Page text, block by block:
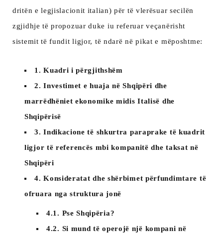
dritën e legjislacionit italian) për të vlerësuar secilën
zgjidhje të propozuar duke iu referuar veçanërisht
sistemit të fundit ligjor, të ndarë në pikat e mëposhtme:
1. Kuadri i përgjithshëm
2. Investimet e huaja në Shqipëri dhe
marrëdhëniet ekonomike midis Italisë dhe
Shqipërisë
3. Indikacione të shkurtra paraprake të kuadrit
ligjor të referencës mbi kompanitë dhe taksat në
Shqipëri
4. Konsideratat dhe shërbimet përfundimtare të
ofruara nga struktura jonë
4.1. Pse Shqipëria?
4.2. Si mund të operojë një kompani në